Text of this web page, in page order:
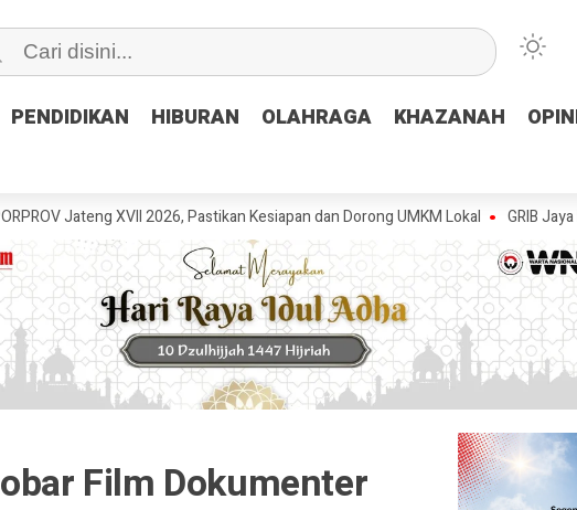
PENDIDIKAN HIBURAN OLAHRAGA KHAZANAH
PENDIDIKAN HIBURAN OLAHRAGA KHAZANAH
XVII 2026, Pastikan Kesiapan dan Dorong UMKM Lokal GRIB Jaya Pemalang
Film Dokumenter